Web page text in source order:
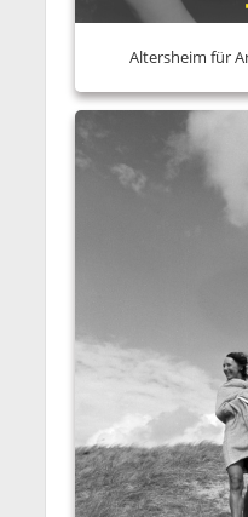
Altersheim für